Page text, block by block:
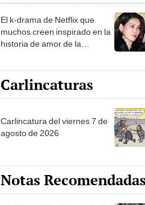
El k-drama de Netflix que
muchos creen inspirado en la
historia de amor de la
Carlincaturas
Carlincatura del viernes 7 de
agosto de 2026
Notas Recomendadas